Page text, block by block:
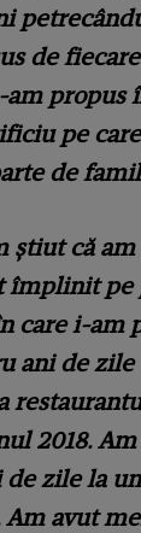
de
propus
pe
de
știut că
împlinit pe
care i-am
ani de zile
2018.
de zile la
Am avut